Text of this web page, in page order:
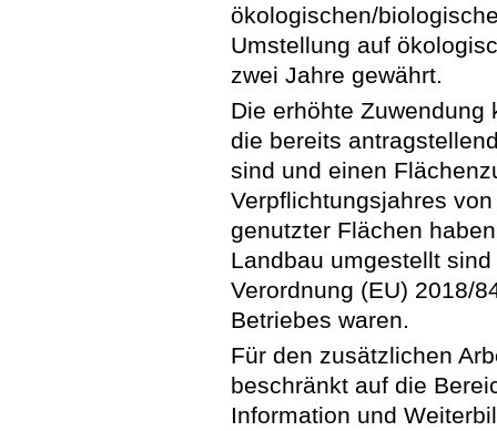
ökologischen/
Umstellung auf
zwei Jahre gewährt.
Die erhöhte Zuwendung
die bereits
sind und einen
Verpflichtungsjahres
genutzter Flächen
Landbau umgestellt
Verordnung (EU) 2018/
Betriebes waren.
Für den zusätzlichen
beschränkt auf die
Information und